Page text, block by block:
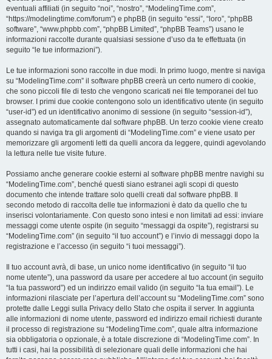
eventuali affiliati (in seguito “noi”, “nostro”, “ModelingTime.com”,
“https://modelingtime.com/forum”) e phpBB (in seguito “essi”, “loro”, “phpBB
software”, “www.phpbb.com”, “phpBB Limited”, “phpBB Teams”) usano le
informazioni raccolte durante qualsiasi sessione d’uso da te effettuata (in
seguito “le tue informazioni”).
Le tue informazioni sono raccolte in due modi. In primo luogo, mentre si naviga
su “ModelingTime.com” il software phpBB creerà un certo numero di cookie,
che sono piccoli file di testo che vengono scaricati nei file temporanei del tuo
browser. I primi due cookie contengono solo un identificativo utente (in seguito
“user-id”) ed un identificativo anonimo di sessione (in seguito “session-id”),
assegnato automaticamente dal software phpBB. Un terzo cookie viene creato
quando si naviga tra gli argomenti di “ModelingTime.com” e viene usato per
memorizzare gli argomenti letti da quelli ancora da leggere, quindi agevolando
la lettura nelle tue visite future.
Possiamo anche generare cookie esterni al software phpBB mentre navighi su
“ModelingTime.com”, benché questi siano estranei agli scopi di questo
documento che intende trattare solo quelli creati dal software phpBB. Il
secondo metodo di raccolta delle tue informazioni è dato da quello che tu
inserisci volontariamente. Con questo sono intesi e non limitati ad essi: inviare
messaggi come utente ospite (in seguito “messaggi da ospite”), registrarsi su
“ModelingTime.com” (in seguito “il tuo account”) e l’invio di messaggi dopo la
registrazione e l’accesso (in seguito “i tuoi messaggi”).
Il tuo account avrà, di base, un unico nome identificativo (in seguito “il tuo
nome utente”), una password da usare per accedere al tuo account (in seguito
“la tua password”) ed un indirizzo email valido (in seguito “la tua email”). Le
informazioni rilasciate per l’apertura dell’account su “ModelingTime.com” sono
protette dalle Leggi sulla Privacy dello Stato che ospita il server. In aggiunta
alle informazioni di nome utente, password ed indirizzo email richiesti durante
il processo di registrazione su “ModelingTime.com”, quale altra informazione
sia obbligatoria o opzionale, è a totale discrezione di “ModelingTime.com”. In
tutti i casi, hai la possibilità di selezionare quali delle informazioni che hai